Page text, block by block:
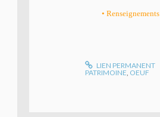
•
LIEN PERMANENT
PATRIMOINE OEUF